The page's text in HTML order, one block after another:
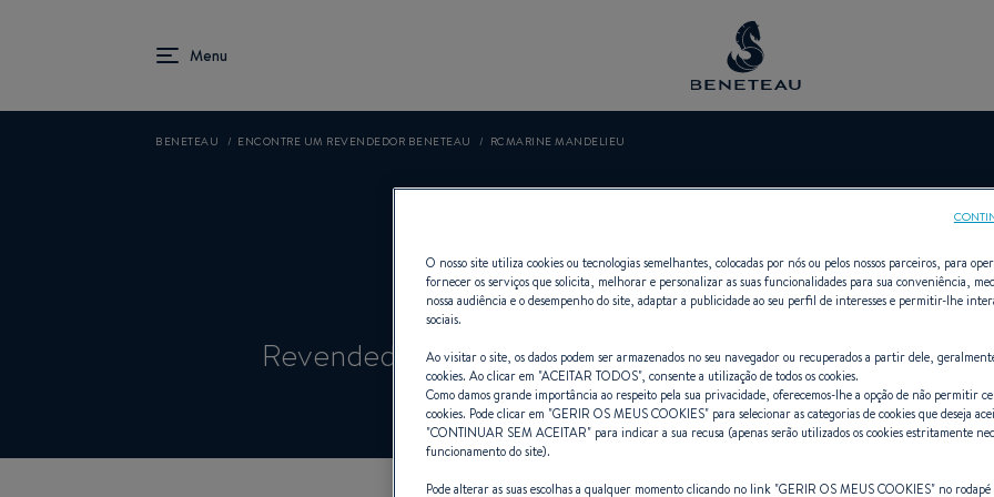
BENETEAU ENCONTRE UM REVENDEDOR BENETEAU RCMARINE MANDELIEU
RCMarine
Revendedor Veleiros, A bordo, Fora de bordo,
O nosso site utiliza cookies ou tecnologias semelhantes, colocadas por nós ou pelos nossos parceiros, para
fornecer os serviços que solicita, melhorar e personalizar as suas funcionalidades para sua conveniência,
nossa audiência e o desempenho do site, adaptar a publicidade ao seu perfil de interesses e permitir-lhe
sociais.
Ao visitar o site, os dados podem ser armazenados no seu navegador ou recuperados a partir dele,
cookies. Ao clicar em "ACEITAR TODOS", consente a utilização de todos os cookies.
Como damos grande importância ao respeito pela sua privacidade, oferecemos-lhe a opção de não permitir
cookies. Pode clicar em "GERIR OS MEUS COOKIES" para selecionar as categorias de cookies que deseja
"CONTINUAR SEM ACEITAR" para indicar a sua recusa (apenas serão utilizados os cookies estritamente
funcionamento do site).
Pode alterar as suas escolhas a qualquer momento clicando no link "GERIR OS MEUS COOKIES" no rodapé